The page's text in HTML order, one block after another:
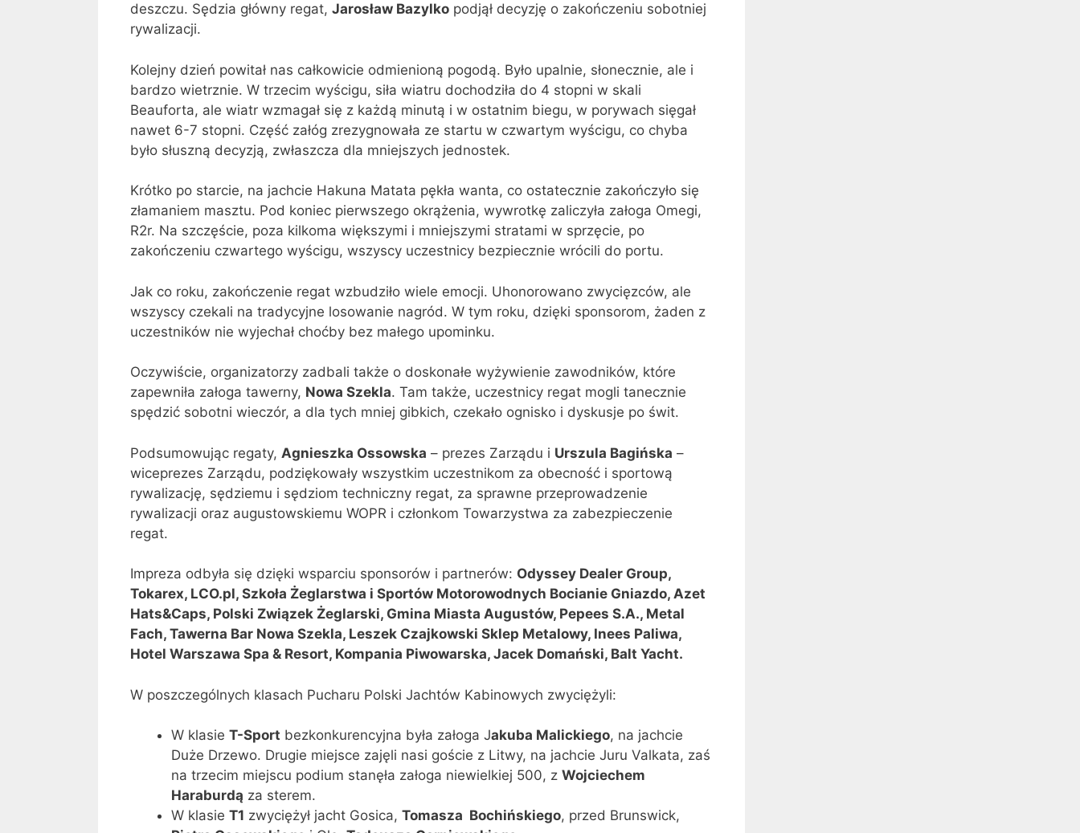
deszczu. Sędzia główny regat, Jarosław Bazylko podjął decyzję o zakończeniu sobotniej
rywalizacji.
Kolejny dzień powitał nas całkowicie odmienioną pogodą. Było upalnie, słonecznie, ale i
bardzo wietrznie. W trzecim wyścigu, siła wiatru dochodziła do 4 stopni w skali
Beauforta, ale wiatr wzmagał się z każdą minutą i w ostatnim biegu, w porywach sięgał
nawet 6-7 stopni. Część załóg zrezygnowała ze startu w czwartym wyścigu, co chyba
było słuszną decyzją, zwłaszcza dla mniejszych jednostek.
Krótko po starcie, na jachcie Hakuna Matata pękła wanta, co ostatecznie zakończyło się
złamaniem masztu. Pod koniec pierwszego okrążenia, wywrotkę zaliczyła załoga Omegi,
R2r. Na szczęście, poza kilkoma większymi i mniejszymi stratami w sprzęcie, po
zakończeniu czwartego wyścigu, wszyscy uczestnicy bezpiecznie wrócili do portu.
Jak co roku, zakończenie regat wzbudziło wiele emocji. Uhonorowano zwycięzców, ale
wszyscy czekali na tradycyjne losowanie nagród. W tym roku, dzięki sponsorom, żaden z
uczestników nie wyjechał choćby bez małego upominku.
Oczywiście, organizatorzy zadbali także o doskonałe wyżywienie zawodników, które
zapewniła załoga tawerny, Nowa Szekla. Tam także, uczestnicy regat mogli tanecznie
spędzić sobotni wieczór, a dla tych mniej gibkich, czekało ognisko i dyskusje po świt.
Podsumowując regaty, Agnieszka Ossowska – prezes Zarządu i Urszula Bagińska –
wiceprezes Zarządu, podziękowały wszystkim uczestnikom za obecność i sportową
rywalizację, sędziemu i sędziom techniczny regat, za sprawne przeprowadzenie
rywalizacji oraz augustowskiemu WOPR i członkom Towarzystwa za zabezpieczenie
regat.
Impreza odbyła się dzięki wsparciu sponsorów i partnerów: Odyssey Dealer Group,
Tokarex, LCO.pl, Szkoła Żeglarstwa i Sportów Motorowodnych Bocianie Gniazdo, Azet
Hats&Caps, Polski Związek Żeglarski, Gmina Miasta Augustów, Pepees S.A., Metal
Fach, Tawerna Bar Nowa Szekla, Leszek Czajkowski Sklep Metalowy, Inees Paliwa,
Hotel Warszawa Spa & Resort, Kompania Piwowarska, Jacek Domański, Balt Yacht.
W poszczególnych klasach Pucharu Polski Jachtów Kabinowych zwyciężyli:
W klasie T-Sport bezkonkurencyjna była załoga Jakuba Malickiego, na jachcie
Duże Drzewo. Drugie miejsce zajęli nasi goście z Litwy, na jachcie Juru Valkata, zaś
na trzecim miejscu podium stanęła załoga niewielkiej 500, z Wojciechem
Haraburdą za sterem.
W klasie T1 zwyciężył jacht Gosica, Tomasza Bochińskiego, przed Brunswick,